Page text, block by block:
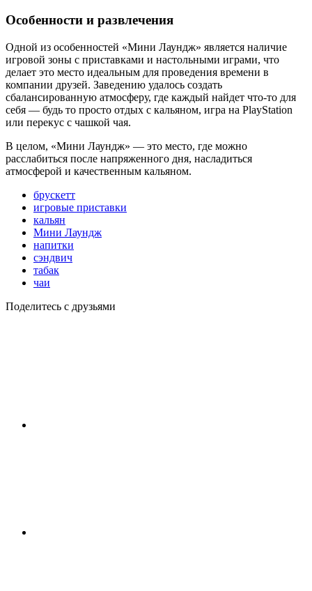
Особенности и развлечения
Одной из особенностей «Мини Лаундж» является наличие
игровой зоны с приставками и настольными играми, что
делает это место идеальным для проведения времени в
компании друзей. Заведению удалось создать
сбалансированную атмосферу, где каждый найдет что-то для
себя — будь то просто отдых с кальяном, игра на PlayStation
или перекус с чашкой чая​.
В целом, «Мини Лаундж» — это место, где можно
расслабиться после напряженного дня, насладиться
атмосферой и качественным кальяном.
брускетт
игровые приставки
кальян
Мини Лаундж
напитки
сэндвич
табак
чаи
Поделитесь с друзьями